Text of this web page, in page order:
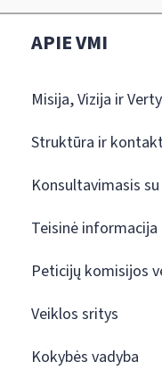
APIE VMI
Misija, Vizija ir
Struktūra ir
Konsultavimasis
Teisinė informacija
Peticijų komisijos
Veiklos sritys
Kokybės vadyba